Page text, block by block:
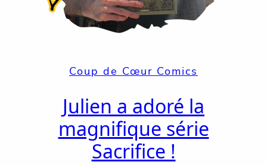
Coup de Cœur Comics
Julien a adoré la
magnifique série
Sacrifice !